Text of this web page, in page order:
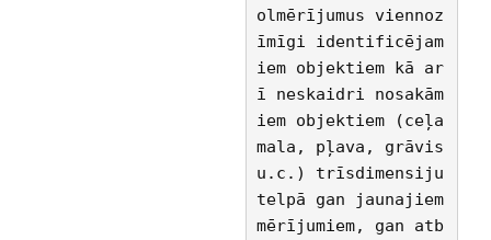
olmērījumus viennoz
īmīgi identificējam
iem objektiem kā ar
ī neskaidri nosakām
iem objektiem (ceļa
mala, pļava, grāvis
u.c.) trīsdimensiju
telpā gan jaunajiem
mērījumiem, gan atb